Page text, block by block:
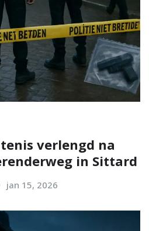
verlengd na
in Sittard
jan 15, 2026